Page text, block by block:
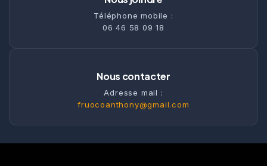
Téléphone mobile :
06 46 58 09 18
Nous contacter
Adresse mail :
fruocoanthony@gmail.com